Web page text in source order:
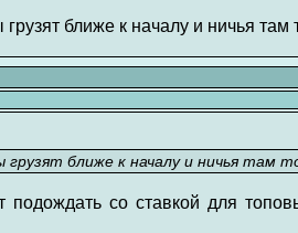
ближе к началу и ничья там
грузят ближе к началу и ничья там
подождать со ставкой для